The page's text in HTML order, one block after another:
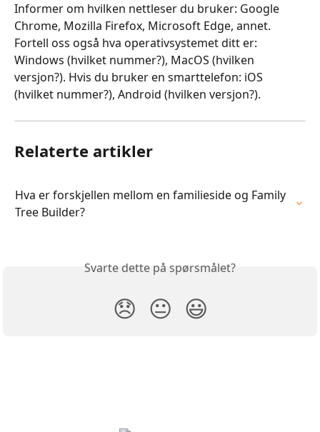
​​Informer om hvilken nettleser du bruker: Google
Chrome, Mozilla Firefox, Microsoft Edge, annet.
​​Fortell oss også hva operativsystemet ditt er:
Windows (hvilket nummer?), MacOS (hvilken
versjon?). Hvis du bruker en smarttelefon: iOS
(hvilket nummer?), Android (hvilken versjon?).​
Relaterte artikler
Hva er forskjellen mellom en familieside og Family
Tree Builder?
Svarte dette på spørsmålet?
😞 😐 😃